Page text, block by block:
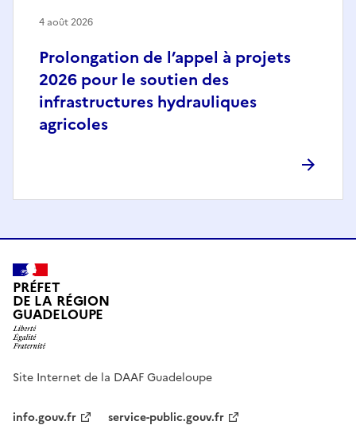
Prolongation de l’appel à projets
2026 pour le soutien des
infrastructures hydrauliques
agricoles
4 août 2026
PRÉFET
DE LA RÉGION
GUADELOUPE
Site Internet de la DAAF Guadeloupe
info.gouv.fr service-public.gouv.fr